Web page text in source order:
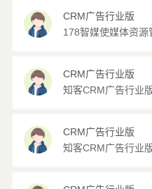
CRM广告行业版
CRM广告行业版
CRM广告行业版
知客CRM广告行业
您可以联系您的专属
点击以下链接了解更
知客百科 知客
请记得，如果我们不
的专属客服，您将得